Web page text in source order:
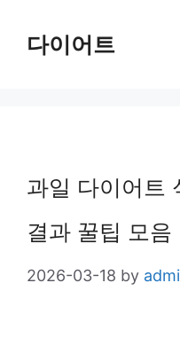
다이어트
과일 다이어트
결과 꿀팁 모음
2026-03-18 by